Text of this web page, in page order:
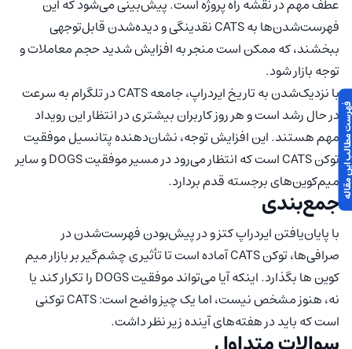
عطف مهم در نقشه راه پروژه است. پیش‌بینی می‌شود که این
فهرست‌شدن‌ها به CATS نقدینگی و دیده‌شدن قابل‌توجهی
ببخشند، که ممکن است منجر به افزایش شدید حجم معاملات و
توجه بازار شود.
با نزدیک‌شدن به تاریخ ایردراپ، جامعه CATS در تلگرام به سرعت
در حال رشد است و هر روز کاربران بیشتری در انتظار این رویداد
مهم هستند. این افزایش توجه، نشان‌دهنده پتانسیل موفقیت
توکن CATS است که انتظار می‌رود در مسیر موفقیت DOGS و سایر
میم‌کوین‌های برجسته قدم بردارد.
جمع‌بندی
با پایان‌یافتن ایردراپ کتز و در پیش‌بودن فهرست‌شدن در
صرافی‌ها، توکن CATS آماده است تا تأثیری چشم‌گیر بر بازار میم
کوین ها بگذارد. اینکه آیا می‌تواند موفقیت DOGS را تکرار کند یا
نه، هنوز مشخص نیست، اما یک چیز واضح است: CATS توکنی
است که باید در هفته‌های آینده زیر نظر داشت.
مقاله